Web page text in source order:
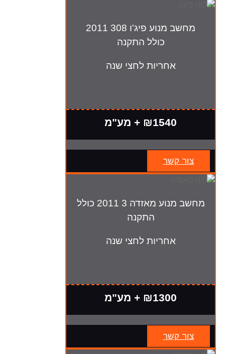
מחשב מנוע פיג'ו 308 2011
כולל התקנה
אחריות לחצי שנה
₪1540 + מע"מ
צור קשר
מחשב מנוע מאזדה 3 2011 כולל
התקנה
אחריות לחצי שנה
₪1300 + מע"מ
צור קשר